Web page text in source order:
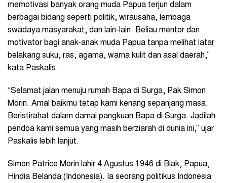
memotivasi banyak orang muda Papua terjun dalam
berbagai bidang seperti politik, wirausaha, lembaga
swadaya masyarakat, dan lain-lain. Beliau mentor dan
motivator bagi anak-anak muda Papua tanpa melihat latar
belakang suku, ras, agama, warna kulit dan asal daerah,”
kata Paskalis.
“Selamat jalan menuju rumah Bapa di Surga, Pak Simon
Morin. Amal baikmu tetap kami kenang sepanjang masa.
Beristirahat dalam damai pangkuan Bapa di Surga. Jadilah
pendoa kami semua yang masih berziarah di dunia ini,” ujar
Paskalis lebih lanjut.
Simon Patrice Morin lahir 4 Agustus 1946 di Biak, Papua,
Hindia Belanda (Indonesia). Ia seorang politikus Indonesia